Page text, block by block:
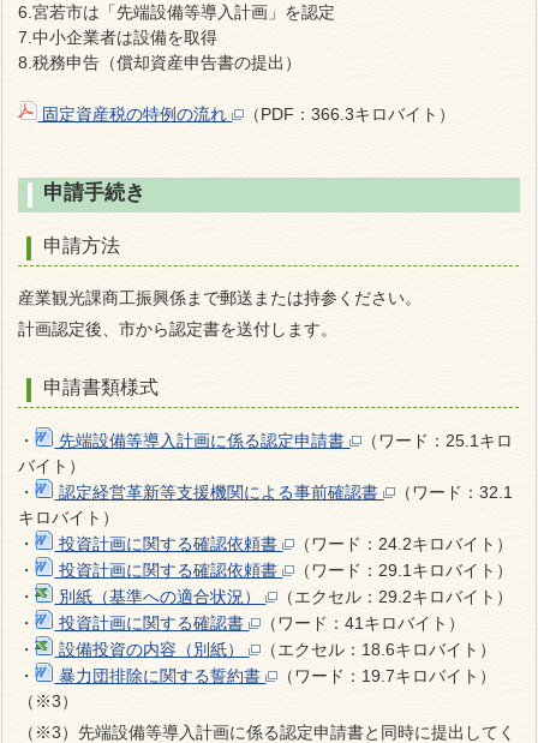
6.宮若市は「先端設備等導入計画」を認定
7.中小企業者は設備を取得
8.税務申告（償却資産申告書の提出）
固定資産税の特例の流れ （PDF：366.3キロバイト）
申請手続き
申請方法
産業観光課商工振興係まで郵送または持参ください。
計画認定後、市から認定書を送付します。
申請書類様式
・ 先端設備等導入計画に係る認定申請書
（ワード：25.1キロ
バイト）
・
認定経営革新等支援機関による事前確認書
（ワード：32.1
キロバイト）
・
投資計画に関する確認依頼書
（ワード：24.2キロバイト）
・
投資計画に関する確認依頼書
（ワード：29.1キロバイト）
・
別紙（基準への適合状況）
（エクセル：29.2キロバイト）
・
投資計画に関する確認書
（ワード：41キロバイト）
・
設備投資の内容（別紙）
（エクセル：18.6キロバイト）
・
暴力団排除に関する誓約書
（ワード：19.7キロバイト）
（※3）
（※3）先端設備等導入計画に係る認定申請書と同時に提出してく